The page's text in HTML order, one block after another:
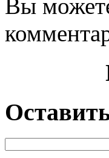
Вы